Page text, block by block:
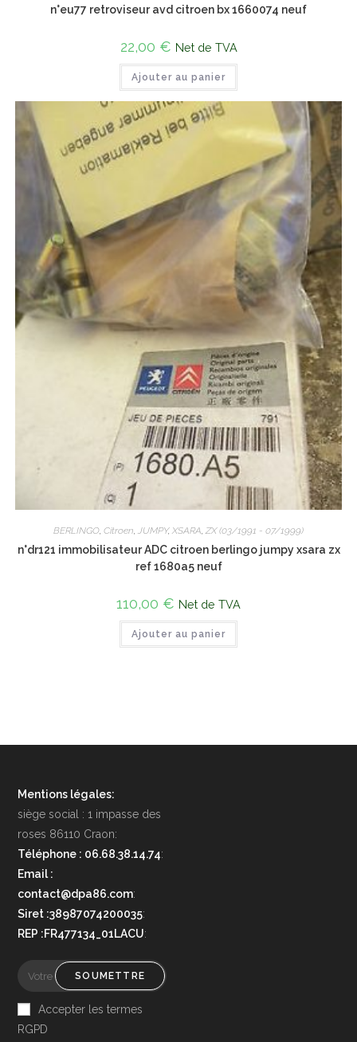
n°eu77 retroviseur avd citroen bx 1660074 neuf
22,00 € Net de TVA
Ajouter au panier
BERLINGO, Citroen, JUMPY, XSARA,ZX (03/1991 - 07/1999)
n°dr121 immobilisateur ADC citroen berlingo jumpy xsara zx
ref 1680a5 neuf
110,00 € Net de TVA
Ajouter au panier
Mentions légales:
siège social : 1 impasse des
roses 86110 Craon:
Téléphone : 06.68.38.14.74:
Email :
contact@dpa86.com:
Siret :38987074200035:
REP :FR477134_01LACU:
SOUMETTRE
Accepter les termes
RGPD